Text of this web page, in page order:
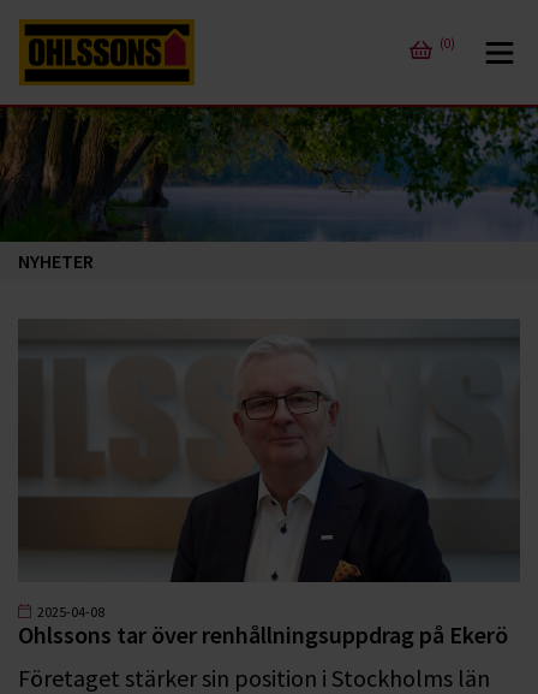
(0)
NYHETER
2025-04-08
Ohlssons tar över renhållningsuppdrag på Ekerö
Företaget stärker sin position i Stockholms län